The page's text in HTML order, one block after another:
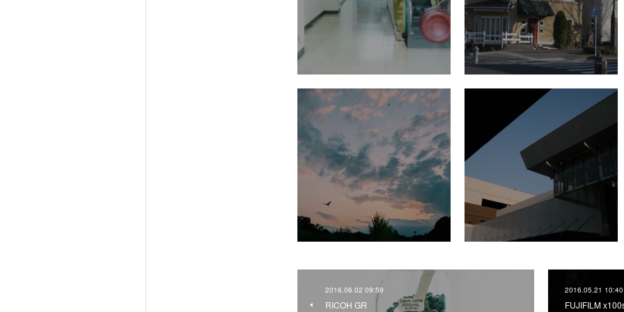
2016.06.02 09:59
RICOH GR
2016.05.21 10:40
FUJIFILM